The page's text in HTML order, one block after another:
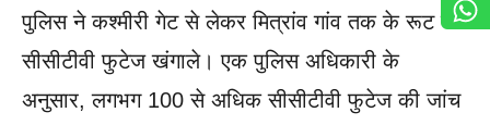
पुलिस ने कश्मीरी गेट से लेकर मित्रांव गांव तक के रूट के
सीसीटीवी फुटेज खंगाले। एक पुलिस अधिकारी के
अनुसार, लगभग 100 से अधिक सीसीटीवी फुटेज की जांच